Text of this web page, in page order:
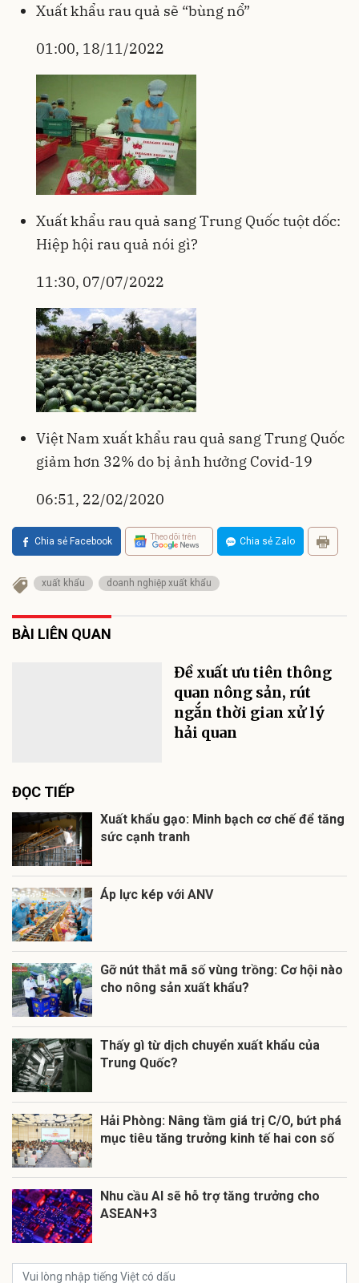
Xuất khẩu rau quả sẽ “bùng nổ”
01:00, 18/11/2022
Xuất khẩu rau quả sang Trung Quốc tuột dốc:
Hiệp hội rau quả nói gì?
11:30, 07/07/2022
Việt Nam xuất khẩu rau quả sang Trung Quốc
giảm hơn 32% do bị ảnh hưởng Covid-19
06:51, 22/02/2020
Chia sẻ Facebook Theo dõi trên Chia sẻ Zalo
xuất khẩu doanh nghiệp xuất khẩu
BÀI LIÊN QUAN
Đề xuất ưu tiên thông
quan nông sản, rút
ngắn thời gian xử lý
hải quan
ĐỌC TIẾP
Xuất khẩu gạo: Minh bạch cơ chế để tăng
sức cạnh tranh
Áp lực kép với ANV
Gỡ nút thắt mã số vùng trồng: Cơ hội nào
cho nông sản xuất khẩu?
Thấy gì từ dịch chuyển xuất khẩu của
Trung Quốc?
Hải Phòng: Nâng tầm giá trị C/O, bứt phá
mục tiêu tăng trưởng kinh tế hai con số
Nhu cầu AI sẽ hỗ trợ tăng trưởng cho
ASEAN+3